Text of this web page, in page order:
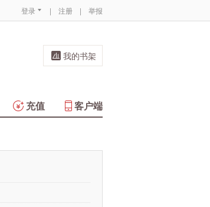
登录 | 注册 | 举报
我的书架
客户端
充值